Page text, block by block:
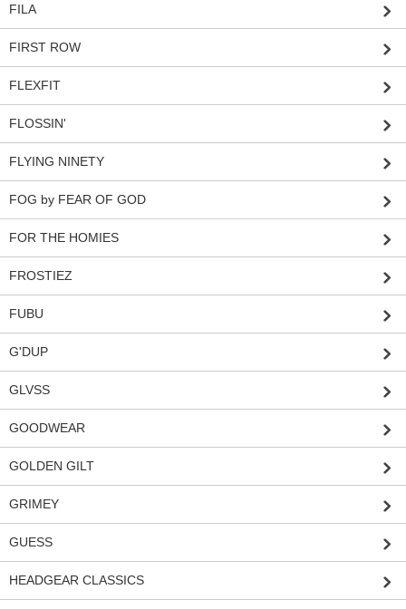
FILA
FIRST ROW
FLEXFIT
FLOSSIN'
FLYING NINETY
FOG by FEAR OF GOD
FOR THE HOMIES
FROSTIEZ
FUBU
G'DUP
GLVSS
GOODWEAR
GOLDEN GILT
GRIMEY
GUESS
HEADGEAR CLASSICS